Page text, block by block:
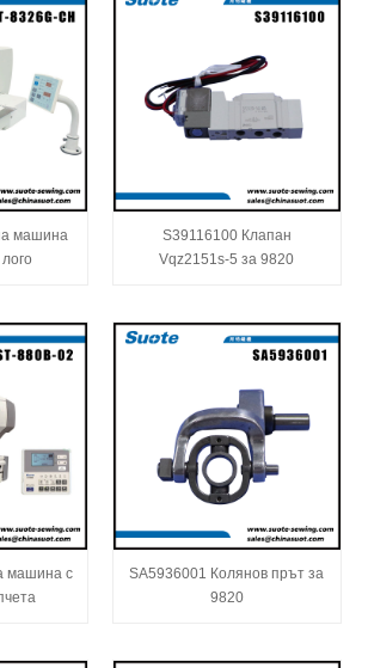
машина
S39116100 Клапан
Vqz2151s-5 за 9820
машина с
SA5936001 Колянов прът за
9820